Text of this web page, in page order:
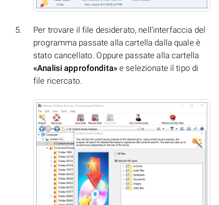
Per trovare il file desiderato, nell’interfaccia del
programma passate alla cartella dalla quale è
stato cancellato. Oppure passate alla cartella
«Analisi approfondita»e selezionate il tipo di
file ricercato.